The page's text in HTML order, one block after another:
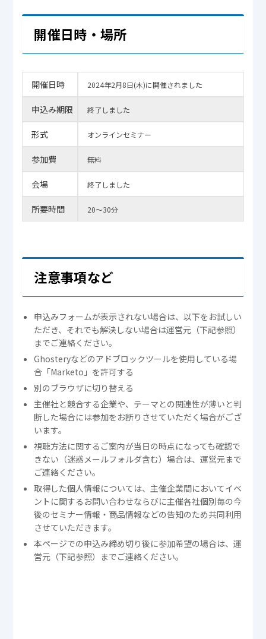
開催日時・場所
開催日時 2024年2月8日(木)に開催されました
申込み期限 終了しました
形式 オンラインセミナー
参加費 無料
会場 終了しました
所要時間 20～30分
注意事項など
申込みフォームが表示されない場合は、以下をお試しい
ただき、それでも解決しない場合は運営元（下記参照）
までご連絡ください。
Ghosteryなどのアドブロックツールを使用している場
合「Marketo」を許可する
別のブラウザに切り替える
主催社と競合する企業や、テーマとの関連性が薄いと判
断した場合には参加をお断りさせていただく場合がござ
います。
視聴方法に関するご案内が当日の時点になっても確認で
きない（迷惑メールフォルダ含む）場合は、運営元まで
ご連絡ください。
取得した個人情報については、主催企業間においてイベ
ントに関するお問い合わせならびに主催各社個別毎の今
後のセミナー情報・商品情報などの告知のため共同利用
させていただきます。
本ページでの申込み締め切り後に参加希望の場合は、運
営元（下記参照）までご連絡ください。